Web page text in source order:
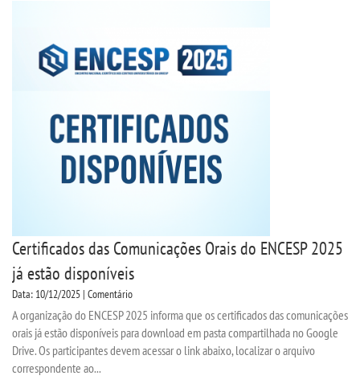
Certificados das Comunicações Orais do ENCESP 2025
já estão disponíveis
Data: 10/12/2025 | Comentário
A organização do ENCESP 2025 informa que os certificados das comunicações
orais já estão disponíveis para download em pasta compartilhada no Google
Drive. Os participantes devem acessar o link abaixo, localizar o arquivo
correspondente ao...